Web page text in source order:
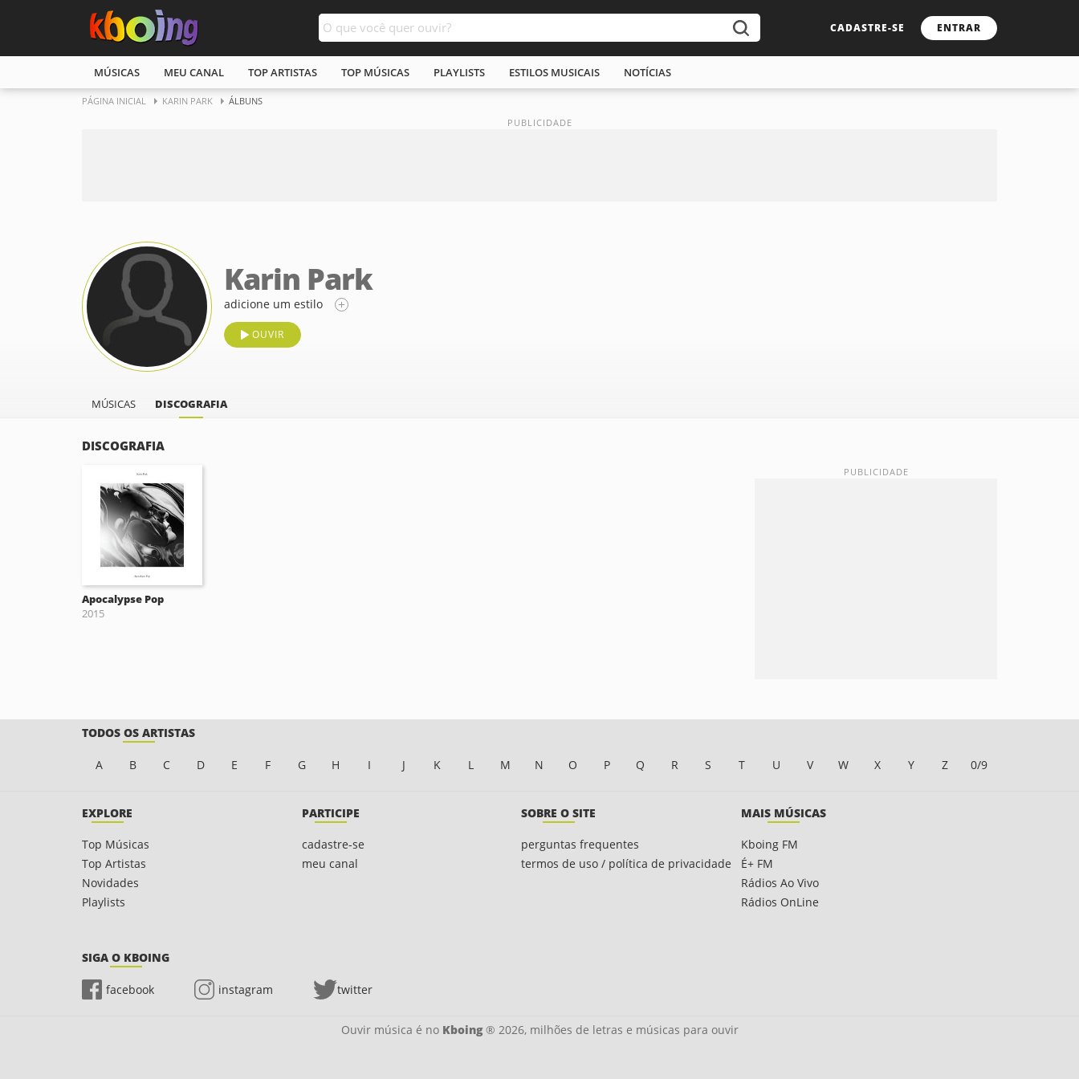
CADASTRE-SE ENTRAR
MÚSICAS MEU CANAL TOP ARTISTAS TOP MÚSICAS PLAYLISTS ESTILOS MUSICAIS NOTÍCIAS
PÁGINA INICIAL KARIN PARK ÁLBUNS
Karin Park
adicione um estilo
OUVIR
MÚSICAS DISCOGRAFIA
DISCOGRAFIA
Apocalypse Pop
2015
TODOS OS ARTISTAS
A B C D E F G H I J K L M N O P Q R S T U V W X Y Z 0/9
EXPLORE
Top Músicas
Top Artistas
Novidades
Playlists
PARTICIPE
cadastre-se
meu canal
SOBRE O SITE
perguntas frequentes
termos de uso / política de privacidade
MAIS MÚSICAS
Kboing FM
É+ FM
Rádios Ao Vivo
Rádios OnLine
SIGA O KBOING
facebook instagram twitter
Ouvir música é no Kboing® 2026, milhões de letras e músicas para ouvir